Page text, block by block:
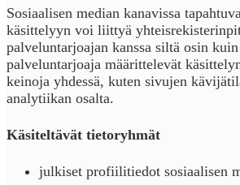
Sosiaalisen median kanavissa
käsittelyyn voi liittyä
palveluntarjoajan kanssa siltä osin
palveluntarjoaja määrittelevät
keinoja yhdessä, kuten sivujen
analytiikan osalta.
Käsiteltävät tietoryhmät
julkiset profiilitiedot sosiaalisen